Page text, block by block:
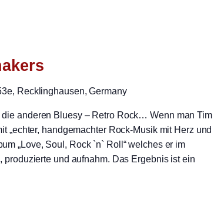
Recklinghausen, Germany
anderen Bluesy – Retro Rock… Wenn man Tim
„echter, handgemachter Rock-Musik mit Herz und
„Love, Soul, Rock `n` Roll“ welches er im
und aufnahm. Das Ergebnis ist ein